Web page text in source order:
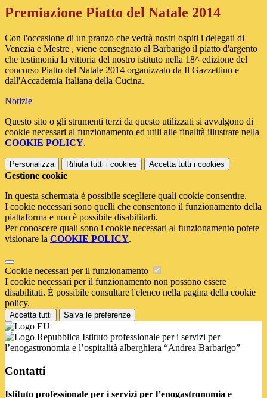
Premiazione Piatto del Natale 2014
Con l'occasione di un pranzo che vedrà nostri ospiti i delegati di
Venezia e Mestre , viene consegnato al Barbarigo il piatto d'argento
che testimonia la vittoria del nostro istituto nella 18^ edizione del
concorso Piatto del Natale 2014 organizzato da Il Gazzettino e
dall'Accademia Italiana della Cucina.
Notizie
Questo sito o gli strumenti terzi da questo utilizzati si avvalgono di
cookie necessari al funzionamento ed utili alle finalità illustrate nella
COOKIE POLICY.
Personalizza Rifiuta tutti i cookies Accetta tutti i cookies
Gestione cookie
In questa schermata è possibile scegliere quali cookie consentire.
I cookie necessari sono quelli che consentono il funzionamento della
piattaforma e non è possibile disabilitarli.
Per conoscere quali sono i cookie necessari al funzionamento potete
visionare la COOKIE POLICY.
Cookie necessari per il funzionamento
I cookie necessari per il funzionamento non possono essere
disabilitati. È possibile consultare l'elenco nella pagina della cookie
policy.
Accetta tutti Salva le preferenze
Istituto professionale per i servizi per
l’enogastronomia e l’ospitalità alberghiera “Andrea Barbarigo”
Contatti
Istituto professionale per i servizi per l’enogastronomia e